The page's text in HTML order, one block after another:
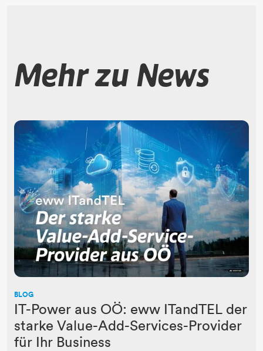
Mehr zu News
BLOG
IT-Power aus OÖ: eww ITandTEL der
starke Value-Add-Services-Provider
für Ihr Business